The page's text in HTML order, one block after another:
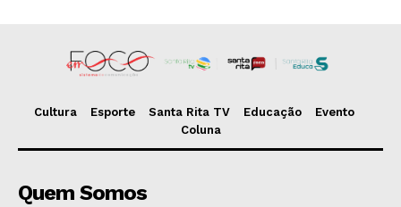
Cultura Esporte Santa Rita TV Educação
Evento
Coluna
Quem Somos